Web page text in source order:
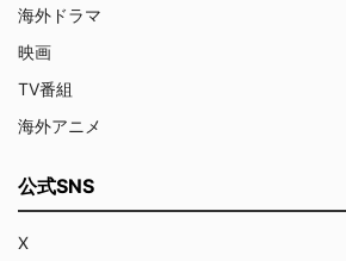
海外ドラマ
映画
TV番組
海外アニメ
公式SNS
X